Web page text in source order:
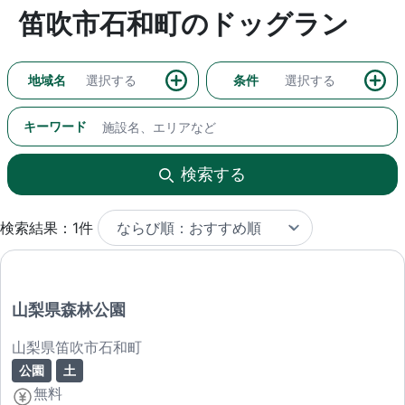
笛吹市石和町のドッグラン
地域名 選択する 条件 選択する
キーワード
検索する
検索結果：1件
山梨県森林公園
山梨県笛吹市石和町
公園 土
無料